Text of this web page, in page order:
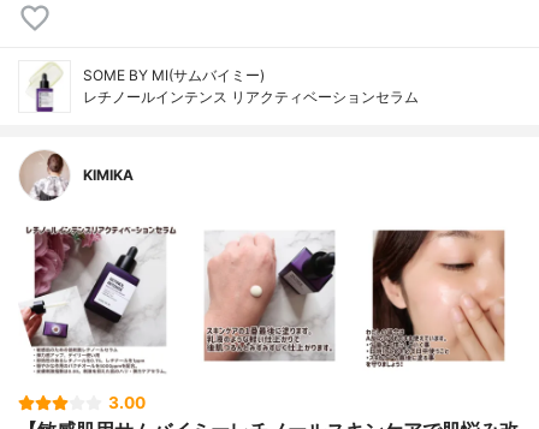
SOME BY MI(サムバイミー)
レチノールインテンス リアクティベーションセラム
KIMIKA
3.00